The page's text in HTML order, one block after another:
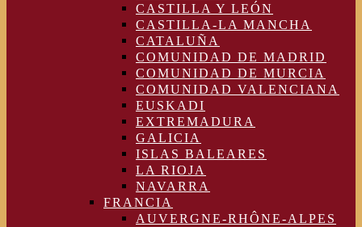
CASTILLA Y LEÓN
CASTILLA-LA MANCHA
CATALUÑA
COMUNIDAD DE MADRID
COMUNIDAD DE MURCIA
COMUNIDAD VALENCIANA
EUSKADI
EXTREMADURA
GALICIA
ISLAS BALEARES
LA RIOJA
NAVARRA
FRANCIA
AUVERGNE-RHÔNE-ALPES